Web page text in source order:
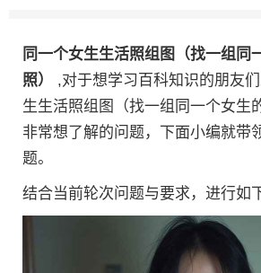
同一个女生生活照组图（找一组同
照） ,对于想学习百科知识的朋友
生生活照组图（找一组同一个女生
非常想了解的问题，下面小编就带
题。
结合当前轮次问题与要求，进行如